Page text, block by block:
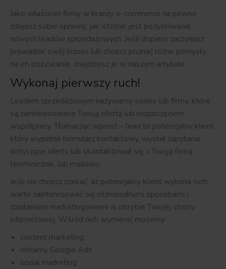
Jako właściciel firmy w branży e-commerce na pewno
zdajesz sobie sprawę, jak istotne jest pozyskiwanie
nowych leadów sprzedażowych. Jeśli dopiero zaczynasz
prowadzić swój biznes lub chcesz poznać różne pomysły
na ich pozyskanie, znajdziesz je w naszym artykule.
Wykonaj pierwszy ruch!
Leadem sprzedażowym nazywamy osoby lub firmy, które
są zainteresowane Twoją ofertą lub rozpoczęciem
współpracy. Tłumacząc wprost – lead to potencjalny klient,
który wypełnił formularz kontaktowy, wysłał zapytanie
dotyczące oferty lub skontaktował się z Twoją firmą
telefonicznie, lub mailowo.
Jeśli nie chcesz czekać, aż potencjalny klient wykona ruch,
warto zainteresować się różnorodnymi sposobami i
działaniami marketingowymi w obrębie Twojej strony
internetowej. Wśród nich wymienić możemy:
content marketing,
reklamy Google Ads
social marketing